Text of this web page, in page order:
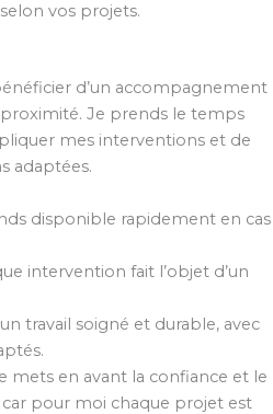
vos projets.
d’un accompagnement
proximité. Je prends le temps
mes interventions et de
adaptées.
disponible rapidement en cas
intervention fait l’objet d’un
travail soigné et durable, avec
mets en avant la confiance et le
car pour moi chaque projet est